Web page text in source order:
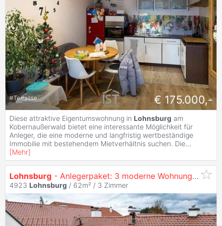
#Terrasse € 175.000,-
Diese attraktive Eigentumswohnung in Lohnsburg am
Kobernaußerwald bietet eine interessante Möglichkeit für
Anleger, die eine moderne und langfristig wertbeständige
Immobilie mit bestehendem Mietverhältnis suchen. Die...
[Mehr]
Lohnsburg - Anlegerpaket: 3 moderne Wohnungen im Zentrum
4923 Lohnsburg / 62m² / 3 Zimmer